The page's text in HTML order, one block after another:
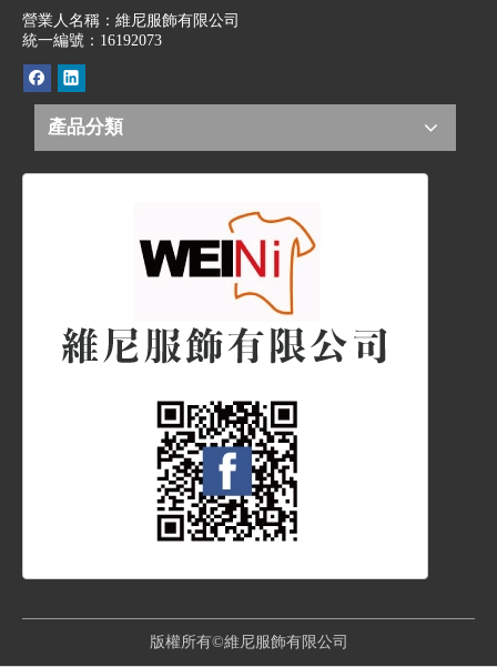
營業人名稱：維尼服飾有限公司
統一編號：16192073
產品分類
版權所有©維尼服飾有限公司